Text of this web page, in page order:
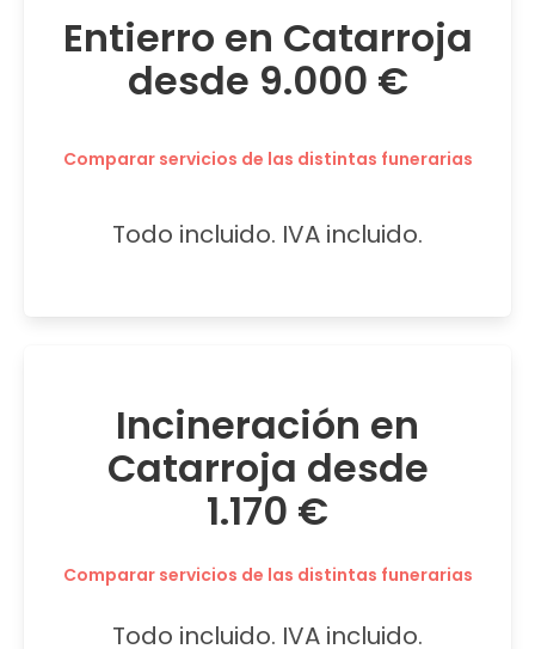
Entierro en Catarroja
desde 9.000 €
Comparar servicios de las distintas funerarias
Todo incluido. IVA incluido.
Incineración en
Catarroja desde
1.170 €
Comparar servicios de las distintas funerarias
Todo incluido. IVA incluido.